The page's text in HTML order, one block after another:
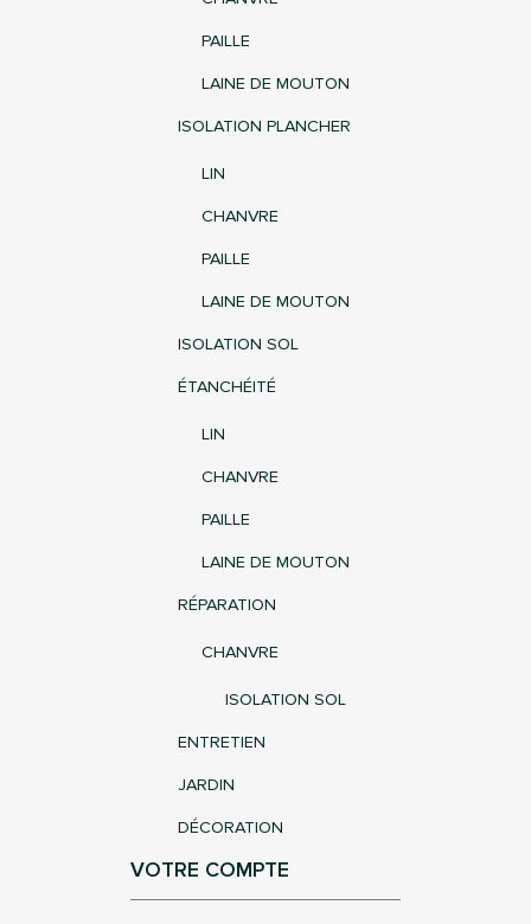
PAILLE
LAINE DE MOUTON
ISOLATION PLANCHER
LIN
CHANVRE
PAILLE
LAINE DE MOUTON
ISOLATION SOL
ÉTANCHÉITÉ
LIN
CHANVRE
PAILLE
LAINE DE MOUTON
RÉPARATION
CHANVRE
ISOLATION SOL
ENTRETIEN
JARDIN
DÉCORATION
VOTRE COMPTE
produits dans votre liste d'envie